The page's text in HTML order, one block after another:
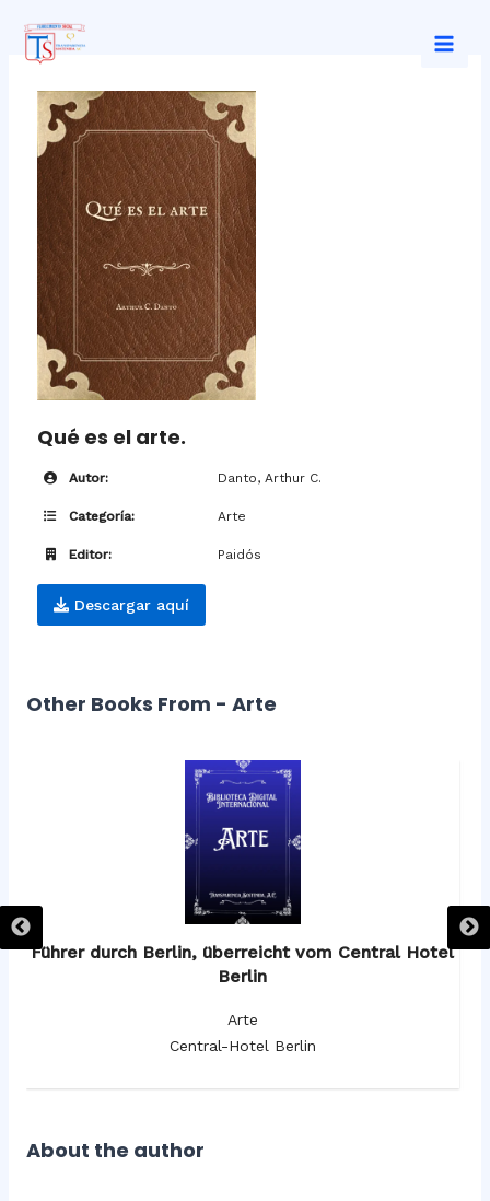
contenido
Qué es el arte.
Autor: Danto, Arthur C.
Categoría: Arte
Editor: Paidós
Descargar aquí
Other Books From - Arte
Führer durch Berlin, überreicht vom Central Hotel
Berlin
Arte
Central-Hotel Berlin
About the author